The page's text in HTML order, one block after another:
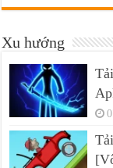
Xu hướng